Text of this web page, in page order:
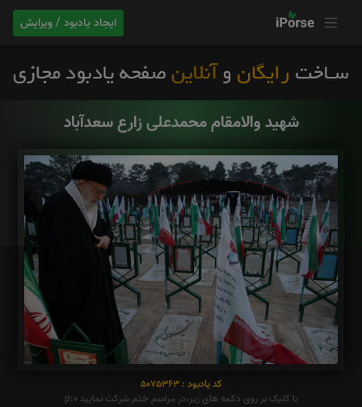
ایجاد یادبود / ویرایش
شهید والامقام محمدعلی زارع سعدآباد
کد یادبود : 5075363
با کلیک بر روی دکمه های زیر،در مراسم ختم شرکت نمایید p:0